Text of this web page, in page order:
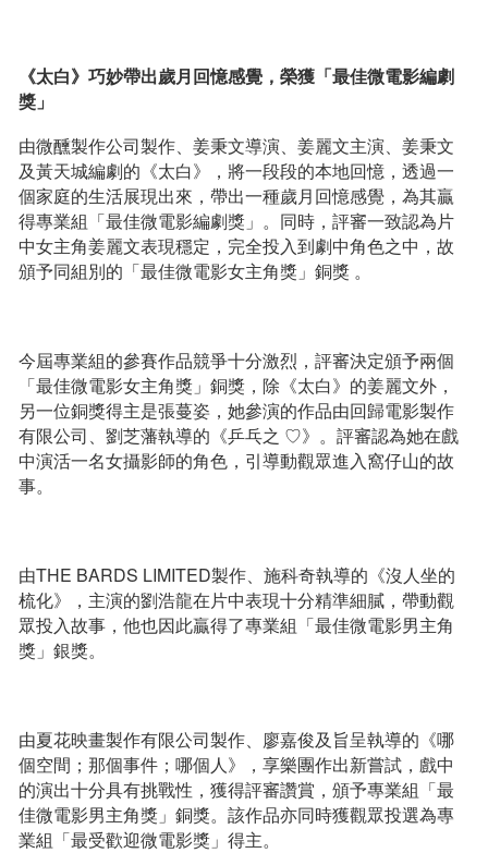
《太白》巧妙帶出歲月回憶感覺，榮獲「最佳微電影編劇
獎」
由微醺製作公司製作、姜秉文導演、姜麗文主演、姜秉文
及黃天城編劇的《太白》，將一段段的本地回憶，透過一
個家庭的生活展現出來，帶出一種歲月回憶感覺，為其贏
得專業組「最佳微電影編劇獎」。同時，評審一致認為片
中女主角姜麗文表現穩定，完全投入到劇中角色之中，故
頒予同組別的「最佳微電影女主角獎」銅獎 。
今屆專業組的參賽作品競爭十分激烈，評審決定頒予兩個
「最佳微電影女主角獎」銅獎，除《太白》的姜麗文外，
另一位銅獎得主是張蔓姿，她參演的作品由回歸電影製作
有限公司、劉芝藩執導的《乒乓之 ♡》。評審認為她在戲
中演活一名女攝影師的角色，引導動觀眾進入窩仔山的故
事。
由THE BARDS LIMITED製作、施科奇執導的《沒人坐的
梳化》，主演的劉浩龍在片中表現十分精準細膩，帶動觀
眾投入故事，他也因此贏得了專業組「最佳微電影男主角
獎」銀獎。
由夏花映畫製作有限公司製作、廖嘉俊及旨呈執導的《哪
個空間；那個事件；哪個人》，享樂團作出新嘗試，戲中
的演出十分具有挑戰性，獲得評審讚賞，頒予專業組「最
佳微電影男主角獎」銅獎。該作品亦同時獲觀眾投選為專
業組「最受歡迎微電影獎」得主。